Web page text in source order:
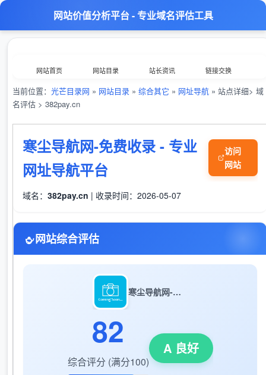
网站价值分析平台 - 专业域名评估工具
网站首页 网站目录 站长资讯 链接交换
分类浏览 最新收录 数据归档 TOP排行榜
意见反馈 外链工具 综合查询
当前位置： 光芒目录网 » 网站目录 » 综合其它 » 网址导航 » 站点详细> 域
名评估 > 382pay.cn
寒尘导航网-免费收录 - 专业
网址导航平台
访问
网站
域名： 382pay.cn | 收录时间：2026-05-07
网站综合评估
寒尘导航网-免费收录 - 专业网址导航平台
82
综合评分 (满分100)
A 良好